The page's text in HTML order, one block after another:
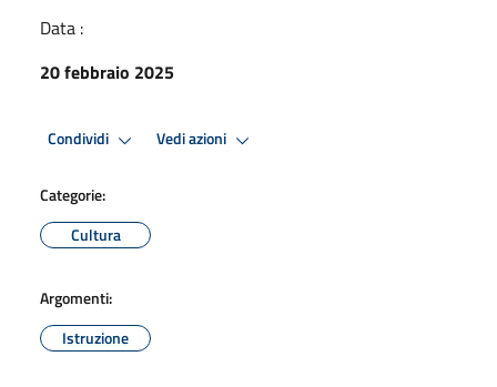
Data :
20 febbraio 2025
Condividi Vedi azioni
Categorie:
Cultura
Argomenti:
Istruzione